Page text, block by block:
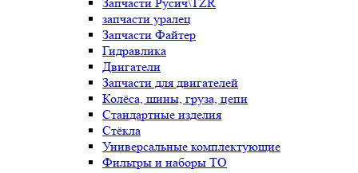
запчасти уралец
Запчасти Файтер
Гидравлика
Двигатели
Запчасти для двигателей
Колёса, шины, груза, цепи
Стандартные изделия
Стёкла
Универсальные комплектующие
Фильтры и наборы ТО